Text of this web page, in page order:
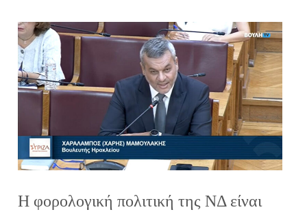
Η φορολογική πολιτική της ΝΔ είναι